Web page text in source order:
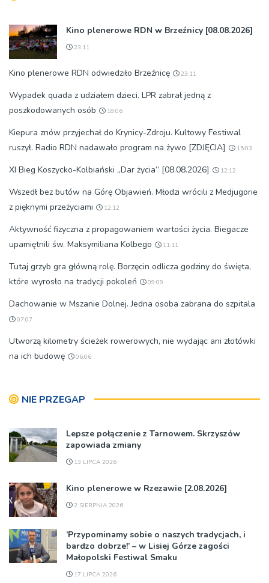
Kino plenerowe RDN w Brzeźnicy [08.08.2026]
23:11
Kino plenerowe RDN odwiedziło Brzeźnicę 23:11
Wypadek quada z udziałem dzieci. LPR zabrał jedną z
poszkodowanych osób
18:06
Kiepura znów przyjechał do Krynicy-Zdroju. Kultowy Festiwal
ruszył. Radio RDN nadawało program na żywo [ZDJĘCIA]
15:03
XI Bieg Koszycko-Kolbiański „Dar życia” [08.08.2026] 12:12
Wszedł bez butów na Górę Objawień. Młodzi wrócili z Medjugorie
z pięknymi przeżyciami
12:12
Aktywność fizyczna z propagowaniem wartości życia. Biegacze
upamiętnili św. Maksymiliana Kolbego
11:11
Tutaj grzyb gra główną rolę. Borzęcin odlicza godziny do święta,
które wyrosło na tradycji pokoleń
09:09
Dachowanie w Mszanie Dolnej. Jedna osoba zabrana do szpitala
07:07
Utworzą kilometry ścieżek rowerowych, nie wydając ani złotówki
na ich budowę
06:06
NIE PRZEGAP
Lepsze połączenie z Tarnowem. Skrzyszów
zapowiada zmiany
13 LIPCA 2026
Kino plenerowe w Rzezawie [2.08.2026]
2 SIERPNIA 2026
’Przypominamy sobie o naszych tradycjach, i
bardzo dobrze!’ – w Lisiej Górze zagości
Małopolski Festiwal Smaku
17 LIPCA 2026